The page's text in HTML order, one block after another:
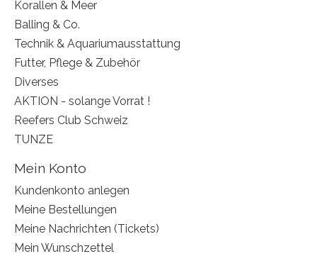
Korallen & Meer
Balling & Co.
Technik & Aquariumausstattung
Futter, Pflege & Zubehör
Diverses
AKTION - solange Vorrat !
Reefers Club Schweiz
TUNZE
Mein Konto
Kundenkonto anlegen
Meine Bestellungen
Meine Nachrichten (Tickets)
Mein Wunschzettel